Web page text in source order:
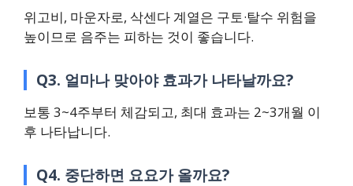
위고비, 마운자로, 삭센다 계열은 구토·탈수 위험을
높이므로 음주는 피하는 것이 좋습니다.
Q3. 얼마나 맞아야 효과가 나타날까요?
보통 3~4주부터 체감되고, 최대 효과는 2~3개월 이
후 나타납니다.
Q4. 중단하면 요요가 올까요?